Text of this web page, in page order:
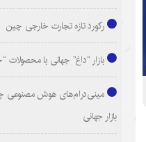
رکورد تازه تجارت خارجی چین
بازار “داغ” جهانی با
مینی‌درام‌های هوش مصنوعی
بازار جهانی